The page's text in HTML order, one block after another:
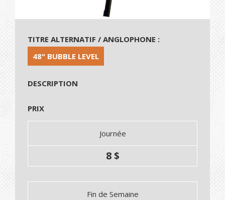
TITRE ALTERNATIF / ANGLOPHONE :
48" BUBBLE LEVEL
DESCRIPTION
PRIX
Journée
8 $
Fin de Semaine